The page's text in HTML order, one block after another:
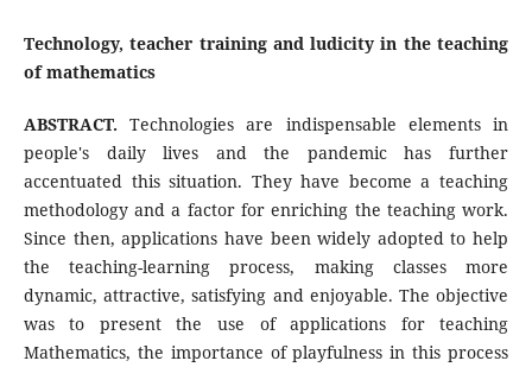
Technology, teacher training and ludicity in the teaching
of mathematics
ABSTRACT.Technologies are indispensable elements in
people's daily lives and the pandemic has further
accentuated this situation. They have become a teaching
methodology and a factor for enriching the teaching work.
Since then, applications have been widely adopted to help
the teaching-learning process, making classes more
dynamic, attractive, satisfying and enjoyable. The objective
was to present the use of applications for teaching
Mathematics, the importance of playfulness in this process